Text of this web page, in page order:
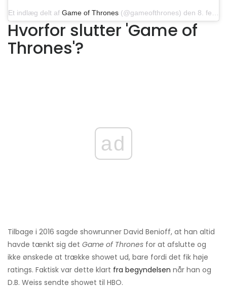
Et indlæg delt af Game of Thrones (@gameofthrones) den 8. februar 2019 kl. 07:30 PST
Hvorfor slutter 'Game of
Thrones'?
ad
Tilbage i 2016 sagde showrunner David Benioff, at han altid
havde tænkt sig det Game of Thrones for at afslutte og
ikke ønskede at trække showet ud, bare fordi det fik høje
ratings. Faktisk var dette klart fra begyndelsen når han og
D.B. Weiss sendte showet til HBO.